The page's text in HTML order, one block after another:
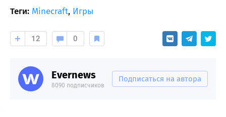
Теги: Minecraft, Игры
12 0
Evernews
8090 подписчиков
Подписаться на автора